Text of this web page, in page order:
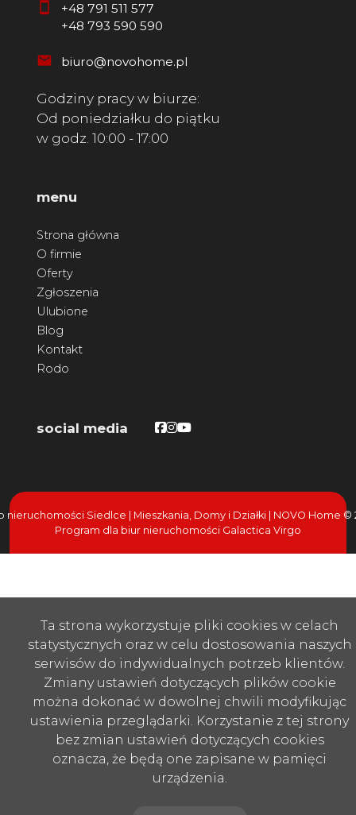
+48 791 511 577
+48 793 590 590
biuro@novohome.pl
Godziny pracy w biurze:
Od poniedziałku do piątku
w godz. 10:00 - 17:00
menu
Strona główna
O firmie
Oferty
Zgłoszenia
Ulubione
Blog
Kontakt
Rodo
social media Facebook
Facebook
Facebook
nieruchomości Siedlce | Mieszkania, Domy i Działki | NOVO Home ©
Program dla biur nieruchomości Galactica Virgo
Ta strona wykorzystuje pliki cookies w celach
statystycznych oraz w celu dostosowania naszych
serwisów do indywidualnych potrzeb klientów.
Zmiany ustawień dotyczących plików cookie
można dokonać w dowolnej chwili modyfikując
ustawienia przeglądarki. Korzystanie z tej strony
bez zmian ustawień dotyczących cookies
oznacza, że będą one zapisane w pamięci
urządzenia.